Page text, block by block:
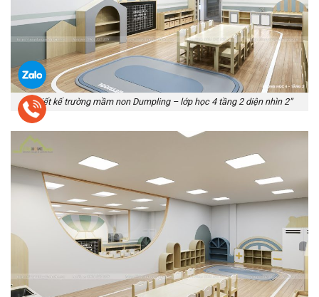
“Thiết kế trường mầm non Dumpling – lớp học 4 tầng 2 diện nhìn 2”